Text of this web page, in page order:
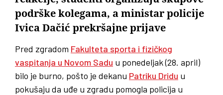
podrške kolegama, a ministar policije
Ivica Dačić prekršajne prijave
Pred zgradom Fakulteta sporta i fizičkog
vaspitanja u Novom Sadu u ponedeljak (28. april)
bilo je burno, pošto je dekanu Patriku Dridu u
pokušaju da uđe u zgradu pomogla policija u